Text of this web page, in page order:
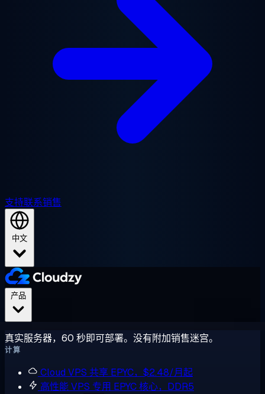
支持联系销售
中文
真实服务器，60 秒即可部署。没有附加销售迷宫。
计算
Cloud VPS 共享 EPYC，$2.48/月起
高性能 VPS 专用 EPYC 核心，DDR5